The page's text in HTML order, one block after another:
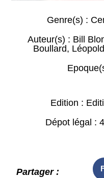
Genre(s) :
Auteur(s) : Bill
Boullard,
Edition :
Dépot légal :
Partager :